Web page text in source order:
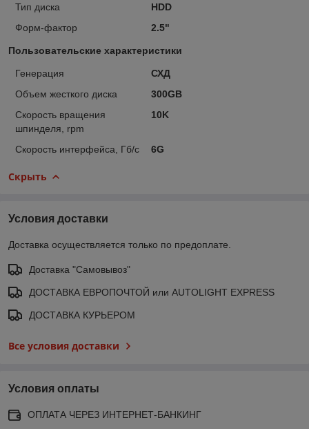
Тип диска
HDD
Форм-фактор
2.5"
Пользовательские характеристики
Генерация
СХД
Объем жесткого диска
300GB
Скорость вращения
шпинделя, rpm
10K
Скорость интерфейса, Гб/с 6G
Скрыть
Условия доставки
Доставка осуществляется только по предоплате.
Доставка "Самовывоз"
ДОСТАВКА ЕВРОПОЧТОЙ или AUTOLIGHT EXPRESS
ДОСТАВКА КУРЬЕРОМ
Все условия доставки
Условия оплаты
ОПЛАТА ЧЕРЕЗ ИНТЕРНЕТ-БАНКИНГ